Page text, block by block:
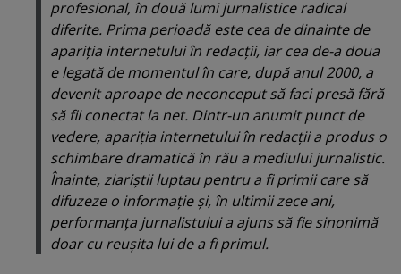
profesional, în două lumi jurnalistice radical
diferite. Prima perioadă este cea de dinainte de
apariţia internetului în redacţii, iar cea de-a doua
e legată de momentul în care, după anul 2000, a
devenit aproape de neconceput să faci presă fără
să fii conectat la net. Dintr-un anumit punct de
vedere, apariţia internetului în redacţii a produs o
schimbare dramatică în rău a mediului jurnalistic.
Înainte, ziariştii luptau pentru a fi primii care să
difuzeze o informaţie şi, în ultimii zece ani,
performanţa jurnalistului a ajuns să fie sinonimă
doar cu reuşita lui de a fi primul.